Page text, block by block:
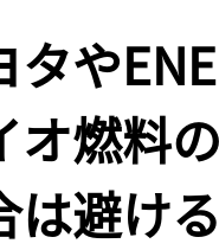
タや
オ燃料
は避け